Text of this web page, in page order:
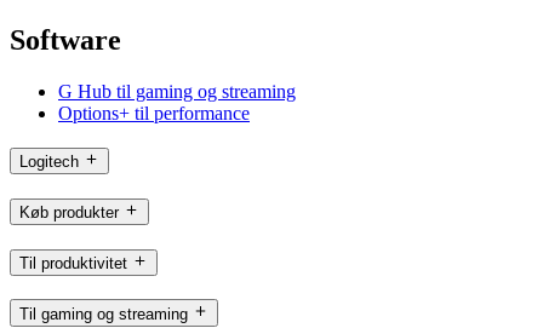
Software
G Hub til gaming og streaming
Options+ til performance
Logitech
Køb produkter
Til produktivitet
Til gaming og streaming